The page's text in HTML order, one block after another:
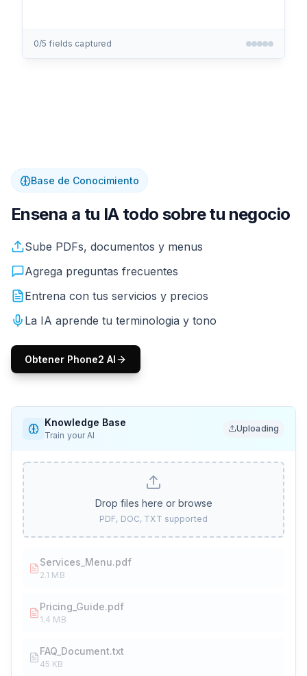
0/5 fields captured
Base de Conocimiento
Ensena a tu IA todo sobre tu negocio
Sube tus PDFs, menus, listas de servicios, precios. Tu
Sube PDFs, documentos y menus
Agrega preguntas frecuentes
Entrena con tus servicios y precios
La IA aprende tu terminologia y tono
Obtener Phone2 AI
Knowledge Base
Train your AI
Uploading
Drop files here or browse
PDF, DOC, TXT supported
Services_Menu.pdf
2.1 MB
Pricing_Guide.pdf
1.4 MB
FAQ_Document.txt
45 KB